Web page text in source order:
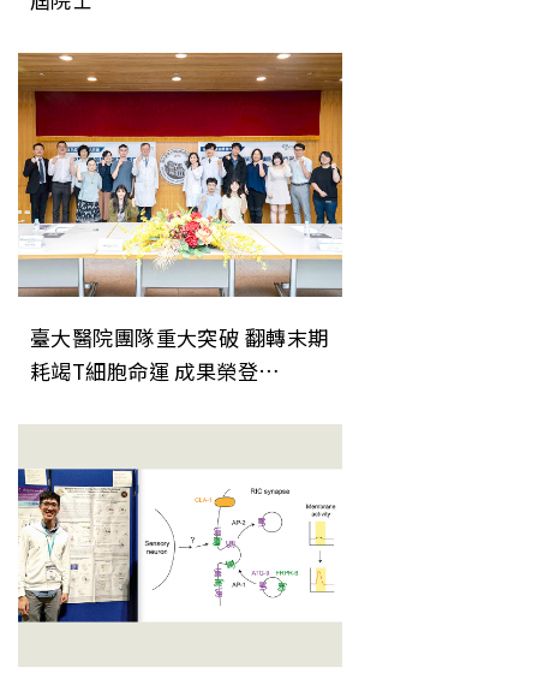
臺大醫院團隊重大突破 翻轉末期
耗竭T細胞命運 成果榮登